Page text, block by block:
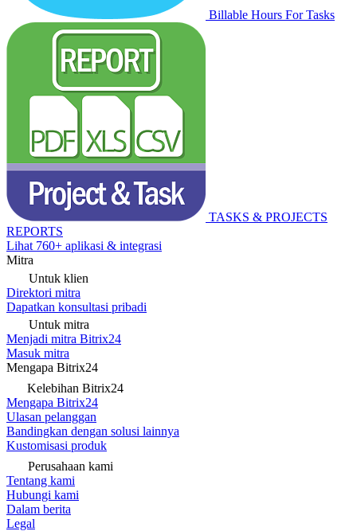
Billable Hours For Tasks
TASKS & PROJECTS
REPORTS
Lihat 760+ aplikasi & integrasi
Mitra
Untuk klien
Direktori mitra
Dapatkan konsultasi pribadi
Untuk mitra
Menjadi mitra Bitrix24
Masuk mitra
Mengapa Bitrix24
Kelebihan Bitrix24
Mengapa Bitrix24
Ulasan pelanggan
Bandingkan dengan solusi lainnya
Kustomisasi produk
Perusahaan kami
Tentang kami
Hubungi kami
Dalam berita
Legal